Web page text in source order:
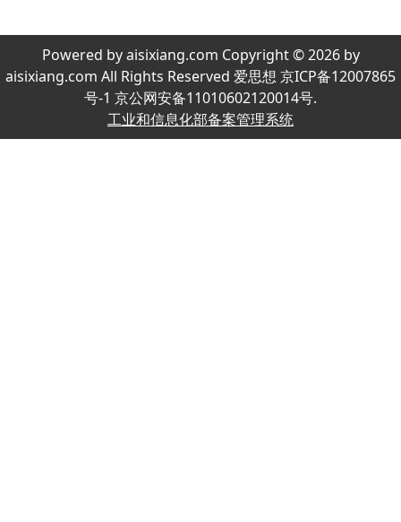
Powered by aisixiang.com Copyright © 2026 by
aisixiang.com All Rights Reserved 爱思想 京ICP备12007865
号-1 京公网安备11010602120014号.
工业和信息化部备案管理系统